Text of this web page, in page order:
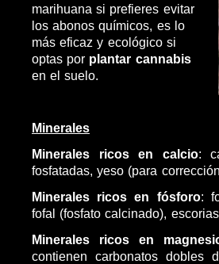
marihuana si prefieres evitar
los abonos químicos, es lo
más eficaz y ecológico si
optas por plantar cannabis
en el suelo.
Minerales
Minerales ricos en calcio:
fosfatadas, yeso (para
Minerales ricos en fósforo:
fofal (fosfato calcinado),
Minerales ricos en
contienen carbonatos dobles